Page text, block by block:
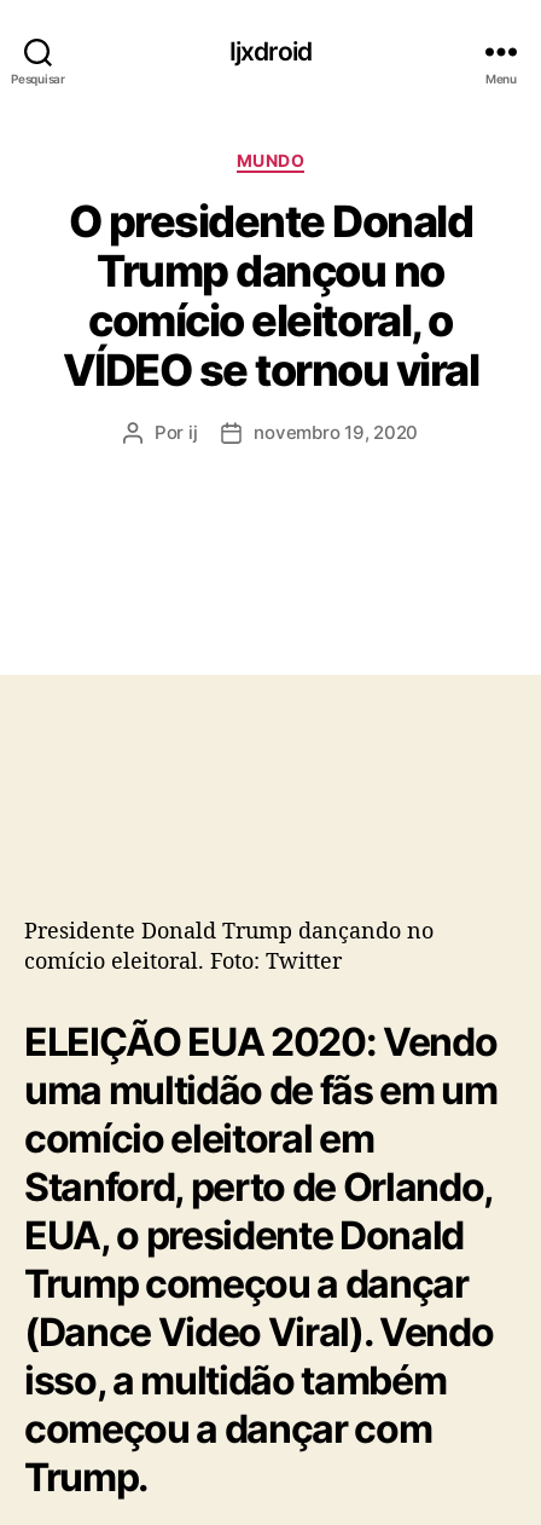
Pesquisar
Ijxdroid
Menu
C
t
e
g
o
r
i
a
MUNDO
O presidente Donald
Trump dançou no
comício eleitoral, o
VÍDEO se tornou viral
A
s
Por ij
D
l
novembro 19, 2020
Presidente Donald Trump dançando no
comício eleitoral. Foto: Twitter
ELEIÇÃO EUA 2020: Vendo
uma multidão de fãs em um
comício eleitoral em
Stanford, perto de Orlando,
EUA, o presidente Donald
Trump começou a dançar
(Dance Video Viral). Vendo
isso, a multidão também
começou a dançar com
Trump.